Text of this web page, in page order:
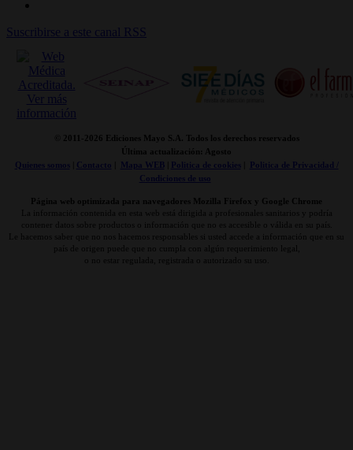
Suscribirse a este canal RSS
© 2011- 2026 Ediciones Mayo S.A. Todos los derechos reservados
Última actualización: Agosto
Quienes somos| Contacto Mapa WEB| Politica de cookies|
Politica de Privacidad /
Condiciones de uso
Página web optimizada para navegadores Mozilla Firefox y Google Chrome
La información contenida en esta web está dirigida a profesionales sanitarios y podría
contener datos sobre productos o información que no es accesible o válida en su país.
Le hacemos saber que no nos hacemos responsables si usted accede a información que en su
país de origen puede que no cumpla con algún requerimiento legal,
o no estar regulada, registrada o autorizado su uso.